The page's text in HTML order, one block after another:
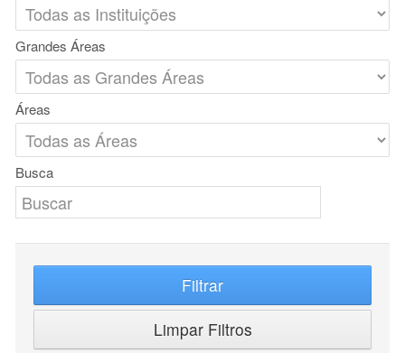
Grandes Áreas
Áreas
Busca
Filtrar
Limpar Filtros